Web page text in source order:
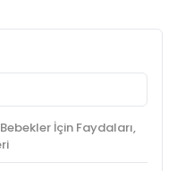
İçin Faydaları,